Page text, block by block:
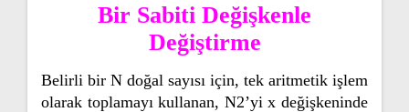
Bir Sabiti Değişkenle
Değiştirme
Belirli bir N doğal sayısı için, tek aritmetik işlem
olarak toplamayı kullanan, N2’yi x değişkeninde